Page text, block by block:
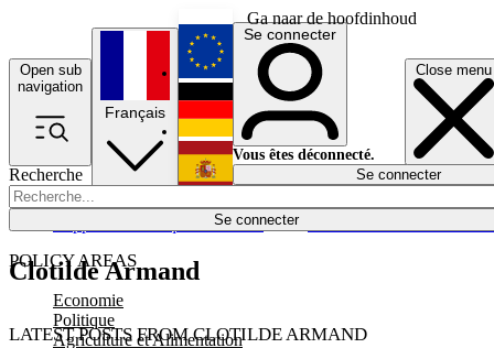
Ga naar de hoofdinhoud
Open sub
navigation
Close menu
Recherche
Se connecter
POLICY AREAS
Economie
Politique
Agriculture et Alimentation
Économie
Français
English
Deutsch
Español
Se connecter
Vous êtes déconnecté.
Se connecter
Clotilde Armand
LATEST POSTS FROM CLOTILDE ARMAND